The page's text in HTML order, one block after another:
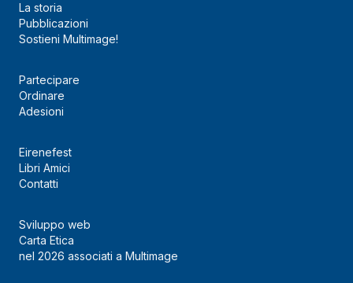
La storia
Pubblicazioni
Sostieni Multimage!
Partecipare
Ordinare
Adesioni
Eirenefest
Libri Amici
Contatti
Sviluppo web
Carta Etica
nel 2026 associati a Multimage